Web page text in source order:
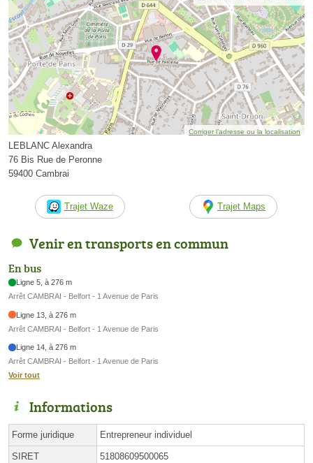
Corriger l’adresse ou la localisation
LEBLANC Alexandra
76 Bis Rue de Peronne
59400 Cambrai
Trajet Waze Trajet Maps
Venir en transports en commun
En bus
Ligne 5, à 276 m
Arrêt CAMBRAI - Belfort - 1 Avenue de Paris
Ligne 13, à 276 m
Arrêt CAMBRAI - Belfort - 1 Avenue de Paris
Ligne 14, à 276 m
Arrêt CAMBRAI - Belfort - 1 Avenue de Paris
Voir tout
Informations
Forme juridique Entrepreneur individuel
SIRET 51808609500065